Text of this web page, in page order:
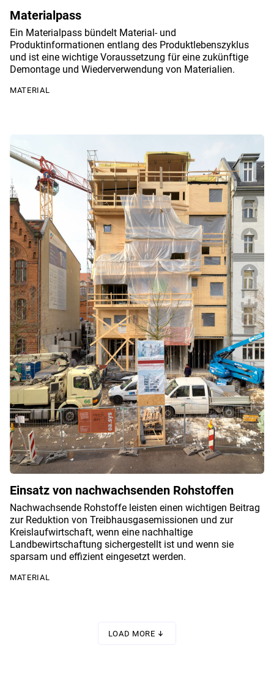
Materialpass
Ein Materialpass bündelt Material- und
Produktinformationen entlang des Produktlebenszyklus
und ist eine wichtige Voraussetzung für eine zukünftige
Demontage und Wiederverwendung von Materialien.
MATERIAL
Einsatz von nachwachsenden Rohstoffen
Nachwachsende Rohstoffe leisten einen wichtigen Beitrag
zur Reduktion von Treibhausgasemissionen und zur
Kreislaufwirtschaft, wenn eine nachhaltige
Landbewirtschaftung sichergestellt ist und wenn sie
sparsam und effizient eingesetzt werden.
MATERIAL
LOAD MORE